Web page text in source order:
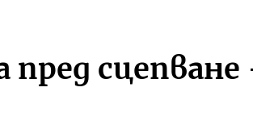
сцепване